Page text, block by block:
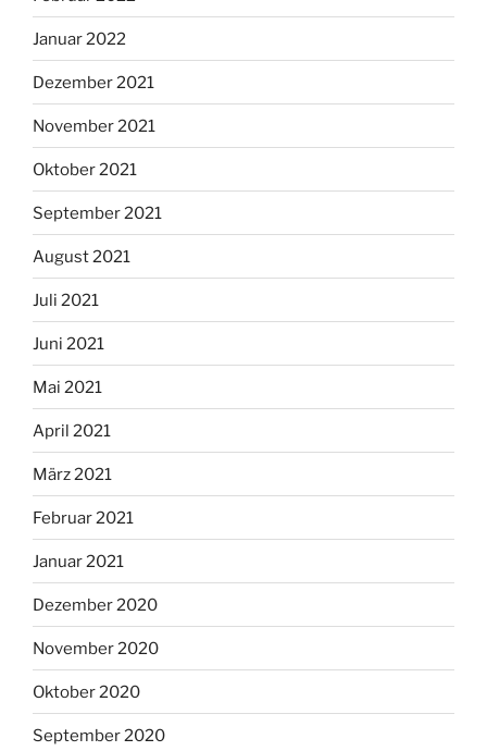
Januar 2022
Dezember 2021
November 2021
Oktober 2021
September 2021
August 2021
Juli 2021
Juni 2021
Mai 2021
April 2021
März 2021
Februar 2021
Januar 2021
Dezember 2020
November 2020
Oktober 2020
September 2020